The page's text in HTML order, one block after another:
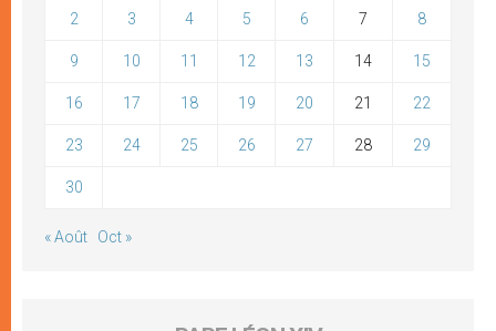
2 3 4 5 6 7 8
9 10 11 12 13 14 15
16 17 18 19 20 21 22
23 24 25 26 27 28 29
30
« Août Oct »